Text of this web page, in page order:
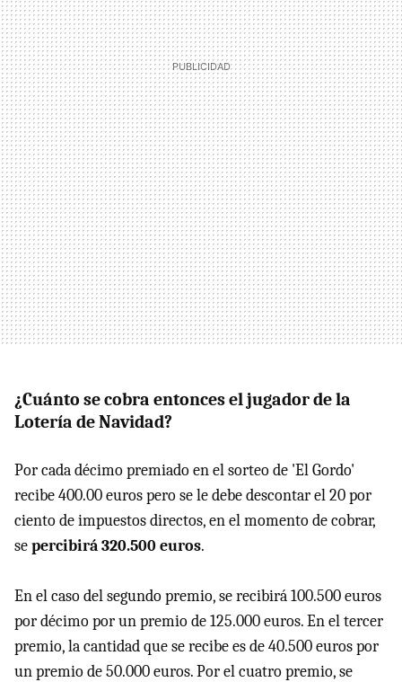
¿Cuánto se cobra entonces el jugador de la
Lotería de Navidad?
Por cada décimo premiado en el sorteo de 'El Gordo'
recibe 400.00 euros pero se le debe descontar el 20 por
ciento de impuestos directos, en el momento de cobrar,
sepercibirá 320.500 euros.
En el caso del segundo premio, se recibirá 100.500 euros
por décimo por un premio de 125.000 euros. En el tercer
premio, la cantidad que se recibe es de 40.500 euros por
un premio de 50.000 euros. Por el cuatro premio, se